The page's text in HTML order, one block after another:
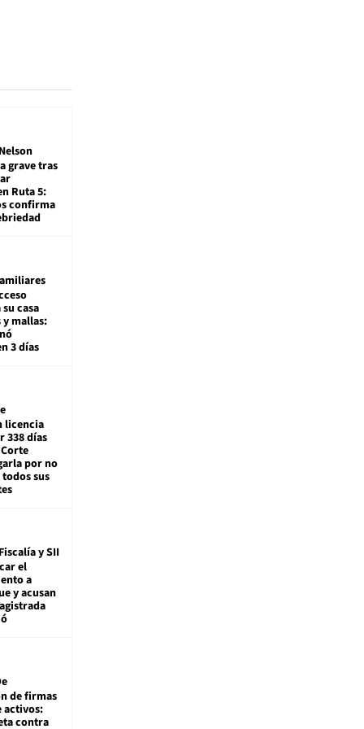
Nelson
grave tras
Ruta 5:
confirma
casa
mallas:
3 días
licencia
338 días
por no
sus
Fiscalía y SII
el
a
y acusan
de firmas
activos:
contra